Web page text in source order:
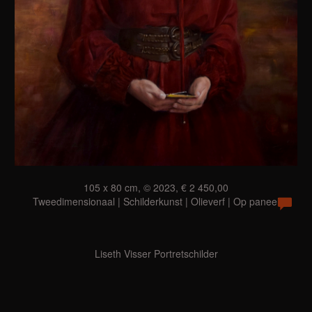
105 x 80 cm, © 2023, € 2 450,00
Tweedimensionaal | Schilderkunst | Olieverf | Op paneel
Liseth Visser Portretschilder